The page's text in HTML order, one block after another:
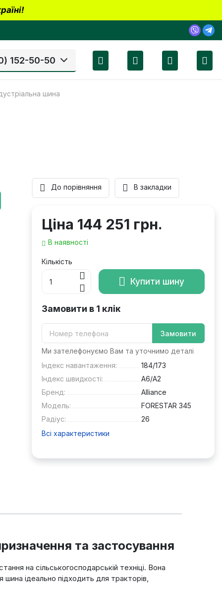
152-50-50
шина
До порівняння В закладки
Ціна 144 251 грн.
В наявності
Кількість
Купити шину
Замовити в 1 клік
Замовити
Ми зателефонуємо Вам та уточнимо деталі
Індекс навантаження:
184/173
Індекс швидкості:
A6/A2
Бренд:
Alliance
Модель:
FORESTAR 345
Радіус:
26
Всі характеристики
та застосування
на сільськогосподарській техніці. Вона
шина ідеально підходить для тракторів,